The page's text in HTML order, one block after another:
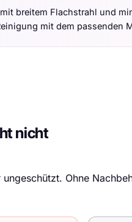
breitem Flachstrahl und
mit dem passenden
nicht
Ohne